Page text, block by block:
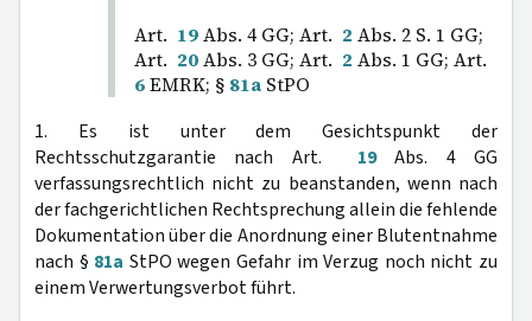
Art. 19Abs. 4 GG; Art. 2 Abs. 2 S. 1 GG;
Art. 20Abs. 3 GG; Art. 2 Abs. 1 GG; Art.
6EMRK; § 81a StPO
1. Es ist unter dem Gesichtspunkt der
Rechtsschutzgarantie nach Art. 19Abs. 4 GG
verfassungsrechtlich nicht zu beanstanden, wenn nach
der fachgerichtlichen Rechtsprechung allein die fehlende
Dokumentation über die Anordnung einer Blutentnahme
nach § 81a StPO wegen Gefahr im Verzug noch nicht zu
einem Verwertungsverbot führt.